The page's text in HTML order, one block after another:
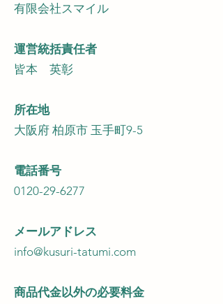
有限会社スマイル
運営統括責任者
皆本 英彰
所在地
大阪府 柏原市 玉手町9-5
電話番号
0120-29-6277
メールアドレス
info@kusuri-tatumi.com
商品代金以外の必要料金